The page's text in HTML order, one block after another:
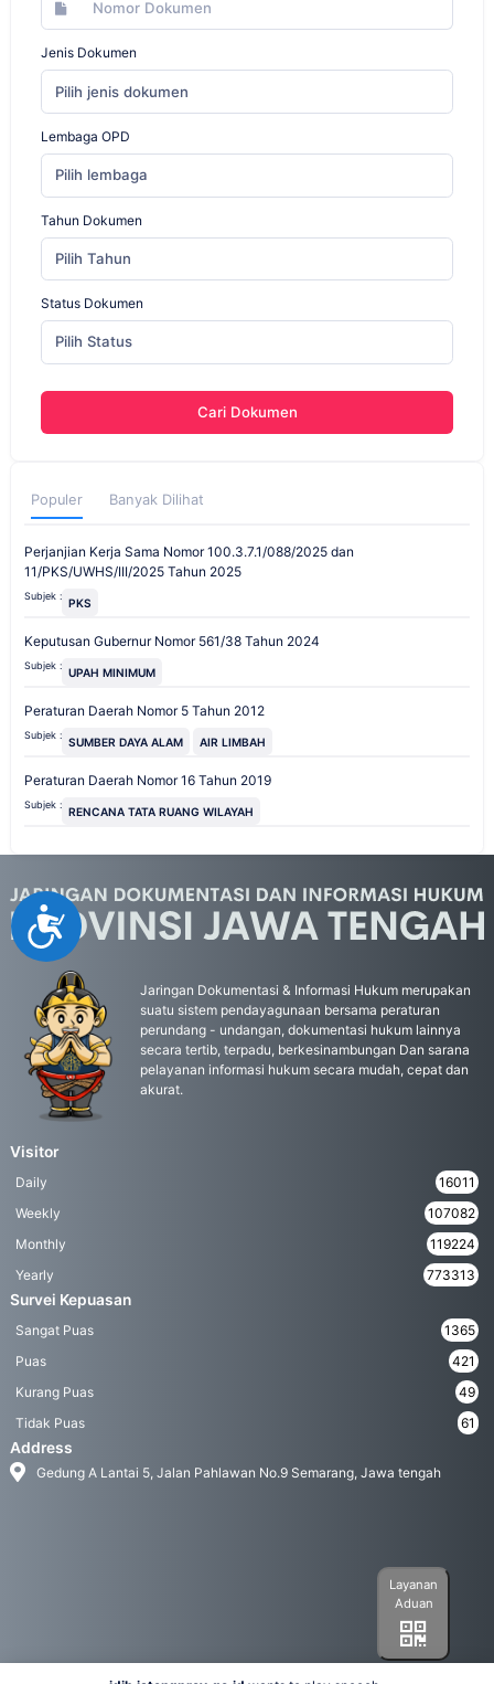
Accessibility
Jenis Dokumen
Pilih jenis dokumen
Lembaga OPD
Pilih lembaga
Tahun Dokumen
Pilih Tahun
Status Dokumen
Pilih Status
Cari Dokumen
Populer Banyak Dilihat
Perjanjian Kerja Sama Nomor 100.3.7.1/088/2025 dan
11/PKS/UWHS/III/2025 Tahun 2025
Subjek : PKS
Keputusan Gubernur Nomor 561/38 Tahun 2024
Subjek : UPAH MINIMUM
Peraturan Daerah Nomor 5 Tahun 2012
Subjek : SUMBER DAYA ALAM AIR LIMBAH
Peraturan Daerah Nomor 16 Tahun 2019
Subjek : RENCANA TATA RUANG WILAYAH
Jaringan Dokumentasi & Informasi Hukum merupakan
suatu sistem pendayagunaan bersama peraturan
perundang - undangan, dokumentasi hukum lainnya
secara tertib, terpadu, berkesinambungan Dan sarana
pelayanan informasi hukum secara mudah, cepat dan
akurat.
Visitor
Daily
16011
Weekly
107082
Monthly
119224
Yearly
773313
Survei Kepuasan
Sangat Puas
1365
Puas
421
Kurang Puas
49
Tidak Puas
61
Address
Gedung A Lantai 5, Jalan Pahlawan No.9 Semarang, Jawa tengah
Layanan
Aduan